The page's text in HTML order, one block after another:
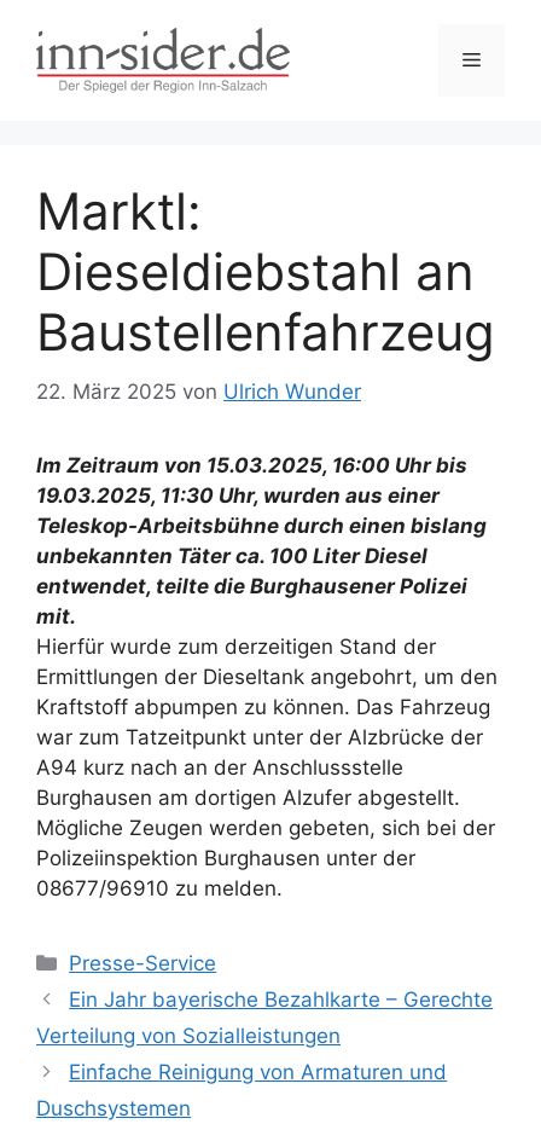
Inhalt
springen
Menü
Marktl:
Dieseldiebstahl an
Baustellenfahrzeug
22. März 2025 von Ulrich Wunder
Im Zeitraum von 15.03.2025, 16:00 Uhr bis
19.03.2025, 11:30 Uhr, wurden aus einer
Teleskop-Arbeitsbühne durch einen bislang
unbekannten Täter ca. 100 Liter Diesel
entwendet, teilte die Burghausener Polizei
mit.
Hierfür wurde zum derzeitigen Stand der
Ermittlungen der Dieseltank angebohrt, um den
Kraftstoff abpumpen zu können. Das Fahrzeug
war zum Tatzeitpunkt unter der Alzbrücke der
A94 kurz nach an der Anschlussstelle
Burghausen am dortigen Alzufer abgestellt.
Mögliche Zeugen werden gebeten, sich bei der
Polizeiinspektion Burghausen unter der
08677/96910 zu melden.
Kategorien
Presse-Service
Ein Jahr bayerische Bezahlkarte – Gerechte
Verteilung von Sozialleistungen
Einfache Reinigung von Armaturen und
Duschsystemen